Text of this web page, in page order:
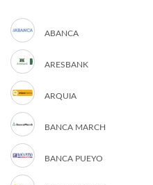
ABANCA
ARESBANK
ARQUIA
BANCA MARCH
BANCA PUEYO